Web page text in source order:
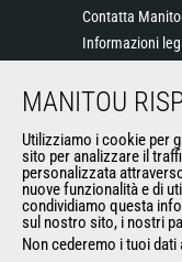
Contatta
Informazioni
News
General Terms
ALTRI SITI DEL
MANITOU
Utilizziamo i cookie per
sito per analizzare il
personalizzata
nuove funzionalità e di
condividiamo questa
sul nostro sito, i nostri
Non cederemo i tuoi dati